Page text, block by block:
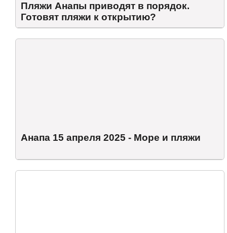
Пляжи Анапы приводят в порядок.
Готовят пляжи к открытию?
Анапа 15 апреля 2025 - Море и пляжи